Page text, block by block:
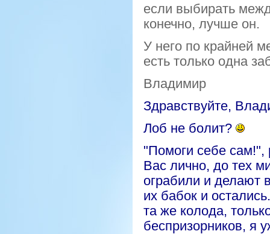
если выбирать
конечно, лучше он.
У него по крайней
есть только одна
Владимир
Здравствуйте,
Лоб не болит?
"Помоги себе
Вас лично, до тех
ограбили и делают
их бабок и
та же колода,
беспризорников, я